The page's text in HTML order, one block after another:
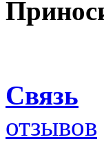
Связь
отзывов